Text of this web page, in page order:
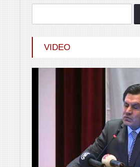
Hayrani
VIDEO